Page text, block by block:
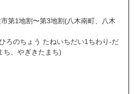
第1地割〜第3地割(八木南町、八木
ろのちょう たねいちだい1ちわり-だ
ち、やぎきたまち)